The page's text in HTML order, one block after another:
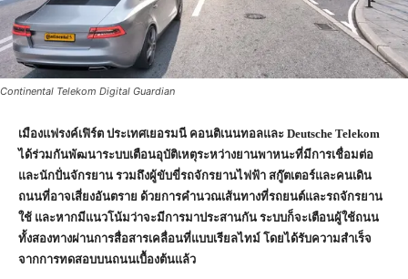
Continental Telekom Digital Guardian
เมืองแฟรงค์เฟิร์ต ประเทศเยอรมนี คอนติเนนทอลและ Deutsche Telekom
ได้ร่วมกันพัฒนาระบบเตือนอุบัติเหตุระหว่างยานพาหนะที่มีการเชื่อมต่อ
และนักปั่นจักรยาน รวมถึงผู้ขับขี่รถจักรยานไฟฟ้า สกู๊ตเตอร์และคนเดิน
ถนนที่อาจเสี่ยงอันตราย ด้วยการคำนวณเส้นทางที่รถยนต์และรถจักรยาน
ใช้ และหากมีแนวโน้มว่าจะมีการมาประสานกัน ระบบก็จะเตือนผู้ใช้ถนน
ทั้งสองทางผ่านการสื่อสารเคลื่อนที่แบบเรียลไทม์ โดยได้รับความสำเร็จ
จากการทดสอบบนถนนเบื้องต้นแล้ว